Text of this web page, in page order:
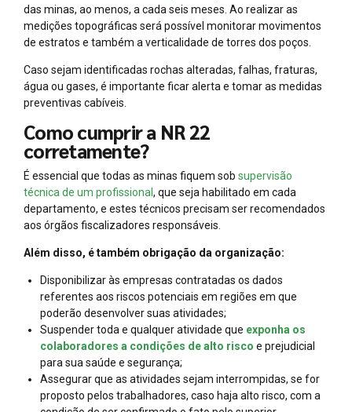
das minas, ao menos, a cada seis meses. Ao realizar as
medições topográficas será possível monitorar movimentos
de estratos e também a verticalidade de torres dos poços.
Caso sejam identificadas rochas alteradas, falhas, fraturas,
água ou gases, é importante ficar alerta e tomar as medidas
preventivas cabíveis.
Como cumprir a NR 22
corretamente?
É essencial que todas as minas fiquem sob supervisão
técnica de um profissional , que seja habilitado em cada
departamento, e estes técnicos precisam ser recomendados
aos órgãos fiscalizadores responsáveis.
Além disso, é também obrigação da organização:
Disponibilizar às empresas contratadas os dados
referentes aos riscos potenciais em regiões em que
poderão desenvolver suas atividades;
Suspender toda e qualquer atividade que exponha os
colaboradores a condições de alto risco e prejudicial
para sua saúde e segurança;
Assegurar que as atividades sejam interrompidas, se for
proposto pelos trabalhadores, caso haja alto risco, com a